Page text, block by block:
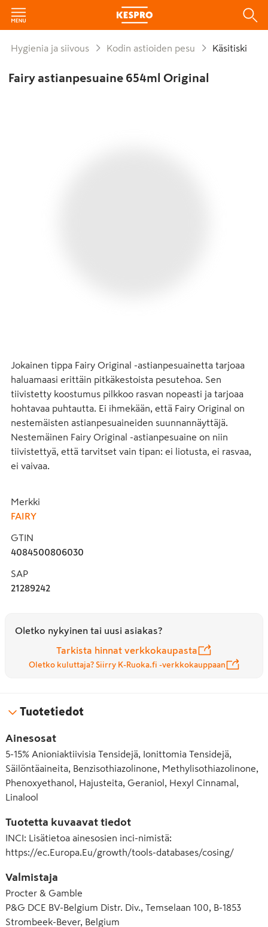
Hygienia ja siivous Kodin astioiden pesu Käsitiski
Fairy astianpesuaine 654ml Original
Jokainen tippa Fairy Original -astianpesuainetta tarjoaa
haluamaasi erittäin pitkäkestoista pesutehoa. Sen
tiivistetty koostumus pilkkoo rasvan nopeasti ja tarjoaa
hohtavaa puhtautta. Ei ihmekään, että Fairy Original on
nestemäisten astianpesuaineiden suunnannäyttäjä.
Nestemäinen Fairy Original -astianpesuaine on niin
tiivistettyä, että tarvitset vain tipan: ei liotusta, ei rasvaa,
ei vaivaa.
Merkki
FAIRY
GTIN
4084500806030
SAP
21289242
Oletko nykyinen tai uusi asiakas?
Tarkista hinnat verkkokaupasta
Oletko kuluttaja? Siirry K-Ruoka.fi -verkkokauppaan
Tuotetiedot
Ainesosat
5-15% Anioniaktiivisia Tensidejä, Ionittomia Tensidejä,
Säilöntäaineita, Benzisothiazolinone, Methylisothiazolinone,
Phenoxyethanol, Hajusteita, Geraniol, Hexyl Cinnamal,
Linalool
Tuotetta kuvaavat tiedot
INCI: Lisätietoa ainesosien inci-nimistä:
https://ec.Europa.Eu/growth/tools-databases/cosing/
Valmistaja
Procter & Gamble
P&G DCE BV-Belgium Distr. Div., Temselaan 100, B-1853
Strombeek-Bever, Belgium